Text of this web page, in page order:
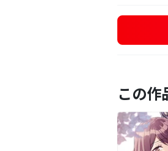
この作